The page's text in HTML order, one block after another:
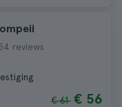
reviews
€ 61 € 56